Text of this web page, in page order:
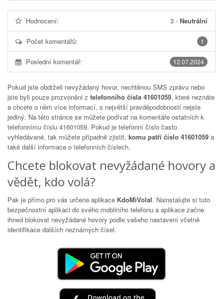
Hodnocení: 3 - Neutrální
1
Počet komentářů:
12.07.2024
Poslední komentář:
Pokud jste obdrželi nevyžádaný hovor, nechtěnou SMS zprávu nebo
jste byli pouze prozvoněni z telefonního čísla 41601059, které neznáte
a chcete o něm více informací, s největší pravděpodobností nejste
jediný. Na této stránce se můžete podívat na komentáře ostatních k
telefonnímu číslu 41601059. Pokud je telefonní číslo často
vyhledávané, tak můžete případně zjistit, komu patří číslo 41601059 a
také další informace o telefonních číslech.
Chcete blokovat nevyžádané hovory a
vědět, kdo volá?
Pak je přímo pro vás určena aplikace KdoMiVolal. Nainstalujte si tuto
bezpečnostní aplikaci do svého mobilního telefonu a aplikace začne
ihned blokovat nevyžádané hovory podle vašeho nastavení včetně
identifikace dalších neznámých čísel.